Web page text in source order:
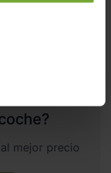
mejor precio